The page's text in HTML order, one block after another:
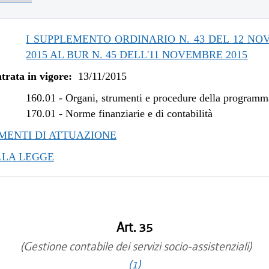
al 31/12/2018
al 07/11/2018
2017 al 28/03/2018
al 31/05/2017
al 08/01/2017
2016 al 12/08/2016
al 12/01/2016
I SUPPLEMENTO ORDINARIO N. 43 DEL 12
2015 AL BUR N. 45 DELL'11 NOVEMBRE 2015
in vigore: 13/11/2015
160.01 -Organi, strumenti e procedure della
170.01 -Norme finanziarie e di contabilità
DI ATTUAZIONE
LEGGE
Art. 35
(Gestione contabile dei servizi socio-assistenziali)
(1)